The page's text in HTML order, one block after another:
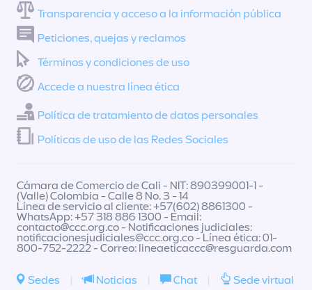
Transparencia y acceso a la información pública
Peticiones, quejas y reclamos
Términos y condiciones de uso
Accede a nuestra línea ética
Política de tratamiento de datos personales
Políticas de uso de las Redes Sociales
Cámara de Comercio de Cali - NIT: 890399001-1 -
(Valle) Colombia - Calle 8 No. 3 - 14
Línea de servicio al cliente: +57(602) 8861300 -
WhatsApp: +57 318 886 1300 - Email:
contacto@ccc.org.co- Notificaciones judiciales:
notificacionesjudiciales@ccc.org.co- Línea ética: 01-
800-752-2222 - Correo: lineaeticaccc@resguarda.com
Sedes | Noticias | Chat | Sede virtual